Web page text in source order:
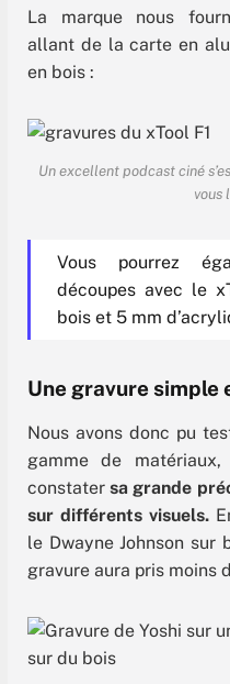
La marque nous
allant de la carte en
en bois :
Un excellent podcast ciné
vous
Vous pourrez
découpes avec le
bois et 5 mm
Une gravure simple
Nous avons donc pu
gamme de
constatersa grande
sur différents visuels.
le Dwayne Johnson sur
gravure aura pris moins